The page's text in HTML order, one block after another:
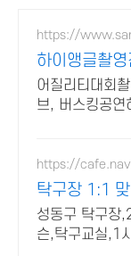
https://
하이앵글촬
어질리티대회
브, 버스킹공연
https://
탁구장 1:1
성동구 탁구장
슨,탁구교실,1